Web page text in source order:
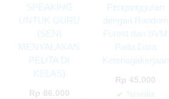
SPEAKING
UNTUK GURU
(SENI
MENYALAKAN
PELITA DI
KELAS)
Rp 86.000
Pengangguran
dengan Random
Forest dan SVM
Pada Data
Ketenagakerjaan
Rp 45.000
Tersedia